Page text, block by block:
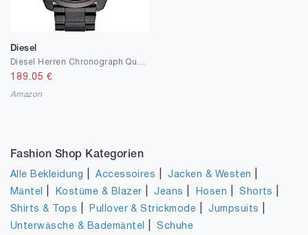
Diesel
189.05 €
Amazon
Fashion Shop Kategorien
Alle Bekleidung |Accessoires |Jacken & Westen
Mäntel Kostüme & Blazer |Jeans Hosen |Shorts
Shirts & Tops Pullover & Strickmode |Jumpsuits
Unterwäsche & Bademäntel |Schuhe